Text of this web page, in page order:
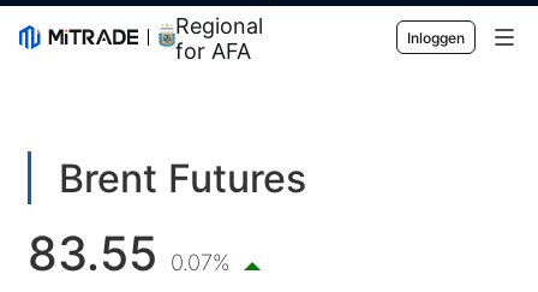
Regional Sponsor
for AFA
Inloggen
Forex
Grondstoffen
Cryptovaluta's
Handel
Handelsplatform
Risicobeheer
Markttools
Economische kalender
Voorlichting
Brent Futures
83.55 0.07%